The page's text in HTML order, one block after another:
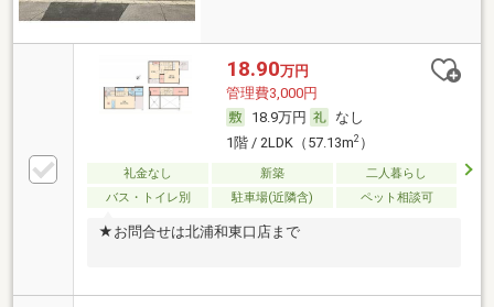
18.90万円
管理費3,000円
18.9万円
なし
1階 / 2LDK（57.13m2）
礼金なし 新築
二人暮らし
バス・トイレ別
駐車場(近隣含) ペット相談可
★お問合せは北浦和東口店まで